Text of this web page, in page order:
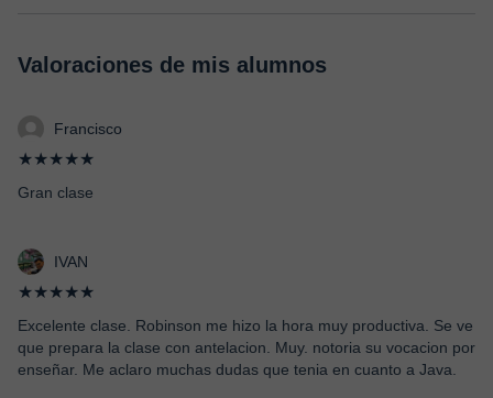
Valoraciones de mis alumnos
Francisco
★★★★★
Gran clase
IVAN
★★★★★
Excelente clase. Robinson me hizo la hora muy productiva. Se ve
que prepara la clase con antelacion. Muy. notoria su vocacion por
enseñar. Me aclaro muchas dudas que tenia en cuanto a Java.